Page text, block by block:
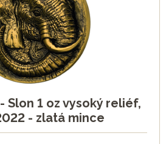
Slon 1 oz vysoký reliéf,
- zlatá mince